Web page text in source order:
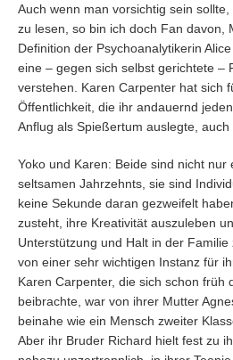
Auch wenn man vorsichtig sein
zu lesen, so bin ich doch Fan davon,
Definition der Psychoanalytikerin
eine – gegen sich selbst gerichtete –
verstehen. Karen Carpenter hat sich
Öffentlichkeit, die ihr andauernd
Anflug als Spießertum auslegte, auch
Yoko und Karen: Beide sind nicht nur
seltsamen Jahrzehnts, sie sind
keine Sekunde daran gezweifelt
zusteht, ihre Kreativität auszuleben
Unterstützung und Halt in der
von einer sehr wichtigen Instanz für
Karen Carpenter, die sich schon früh
beibrachte, war von ihrer Mutter
beinahe wie ein Mensch zweiter
Aber ihr Bruder Richard hielt fest zu